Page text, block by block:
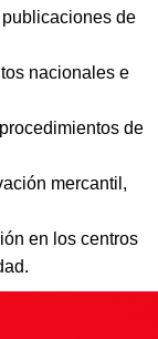
de
nacionales e
de
mercantil,
en los centros